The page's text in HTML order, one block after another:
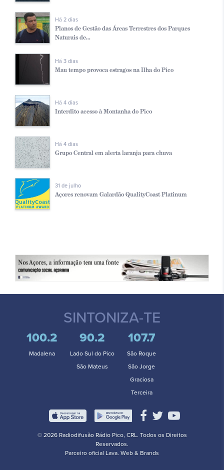
Há 2 dias
Planos de Gestão das Áreas Terrestres dos Parques
Naturais de...
Há 3 dias
Mau tempo provoca estragos na Ilha do Pico
Há 4 dias
Interdito acesso à Montanha do Pico
Há 4 dias
Grupo Central em alerta laranja para chuva
31 de julho
Açores renovam Galardão QualityCoast Platinum
SINTONIZA-TE
100.2
Madalena
90.2
Lado Sul do Pico
São Mateus
107.7
São Roque
São Jorge
Graciosa
Terceira
© 2026 Radiodifusão Rádio Pico, CRL. Todos os Direitos
Reservados.
Parceiro oficial Lava. Web & Brands